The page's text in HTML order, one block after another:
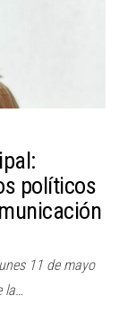
políticos
11 de mayo
la…